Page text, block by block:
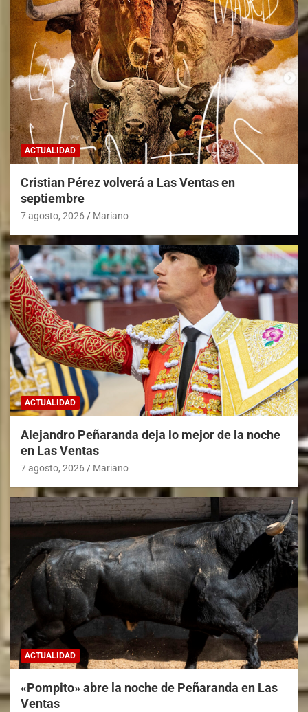
ACTUALIDAD
Cristian Pérez volverá a Las Ventas en
septiembre
7 agosto, 2026 Mariano
ACTUALIDAD
Alejandro Peñaranda deja lo mejor de la noche
en Las Ventas
7 agosto, 2026 Mariano
ACTUALIDAD
«Pompito» abre la noche de Peñaranda en Las
Ventas